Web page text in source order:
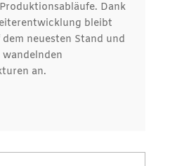
Dank
bleibt
neuesten Stand und
an.